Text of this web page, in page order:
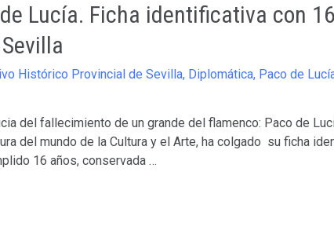
Lucía. Ficha identificativa con
Histórico Provincial de Sevilla, Diplomática, Paco de
del fallecimiento de un grande del flamenco: Paco de
del mundo de la Cultura y el Arte, ha colgado su ficha
16 años, conservada …